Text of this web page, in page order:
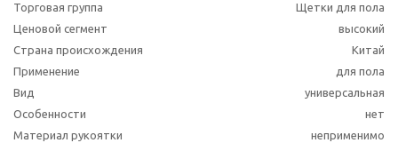
Торговая группа
Щетки для пола
Ценовой сегмент
высокий
Страна происхождения
Китай
Применение
для пола
Вид
универсальная
Особенности
нет
Материал рукоятки
неприменимо